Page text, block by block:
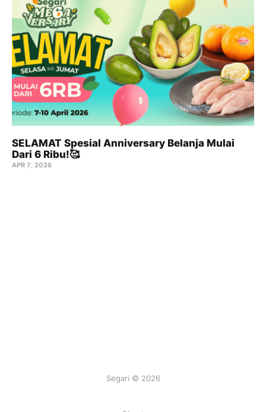
SELAMAT Spesial Anniversary Belanja Mulai
Dari 6 Ribu!🥰
APR 7, 2026
Segari © 2026